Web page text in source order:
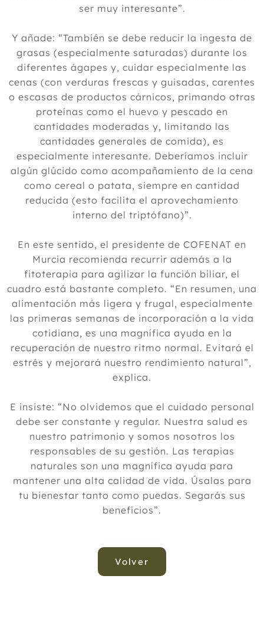
ser muy interesante”.
Y añade: “También se debe reducir la ingesta de
grasas (especialmente saturadas) durante los
diferentes ágapes y, cuidar especialmente las
cenas (con verduras frescas y guisadas, carentes
o escasas de productos cárnicos, primando otras
proteínas como el huevo y pescado en
cantidades moderadas y, limitando las
cantidades generales de comida), es
especialmente interesante. Deberíamos incluir
algún glúcido como acompañamiento de la cena
como cereal o patata, siempre en cantidad
reducida (esto facilita el aprovechamiento
interno del triptófano)”.
En este sentido, el presidente de COFENAT en
Murcia recomienda recurrir además a la
fitoterapia para agilizar la función biliar, el
cuadro está bastante completo. “En resumen, una
alimentación más ligera y frugal, especialmente
las primeras semanas de incorporación a la vida
cotidiana, es una magnífica ayuda en la
recuperación de nuestro ritmo normal. Evitará el
estrés y mejorará nuestro rendimiento natural”,
explica.
E insiste: “No olvidemos que el cuidado personal
debe ser constante y regular. Nuestra salud es
nuestro patrimonio y somos nosotros los
responsables de su gestión. Las terapias
naturales son una magnífica ayuda para
mantener una alta calidad de vida. Úsalas para
tu bienestar tanto como puedas. Segarás sus
beneficios”.
Volver